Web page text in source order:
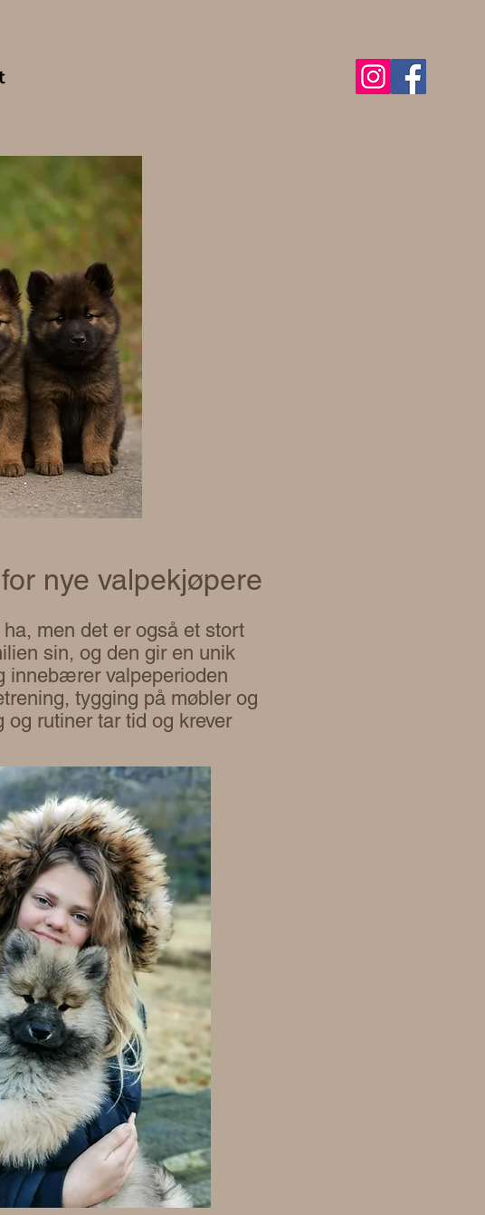
nye valpekjøpere
men det er også et stort
sin, og den gir en unik
innebærer valpeperioden
tygging på møbler og
rutiner tar tid og krever